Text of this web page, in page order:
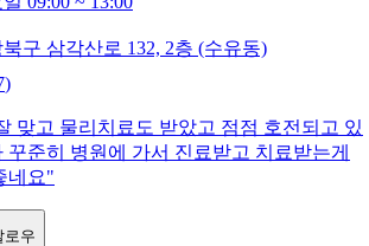
구 삼각산로 132, 2층 (수유동)
)
맞고 물리치료도 받았고 점점 호전되고 있
꾸준히 병원에 가서 진료받고 치료받는게
네요"
로우